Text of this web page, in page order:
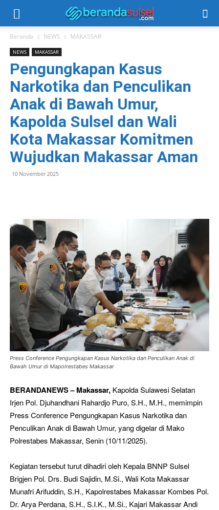
Beranda NEWS MAKASSAR
NEWS MAKASSAR
Pengungkapan Kasus
Narkotika dan Penculikan
Anak di Bawah Umur,
Kapolda Sulsel dan Wali
Kota Makassar Komitmen
Wujudkan Makassar Aman
10 November 2025
Press Conference Pengungkapan Kasus Narkotika dan Penculikan Anak di
Bawah Umur di Mapolrestabes Makassar
BERANDANEWS – Makassar, Kapolda Sulawesi Selatan
Irjen Pol. Djuhandhani Rahardjo Puro, S.H., M.H., memimpin
Press Conference Pengungkapan Kasus Narkotika dan
Penculikan Anak di Bawah Umur, yang digelar di Mako
Polrestabes Makassar, Senin (10/11/2025).
Kegiatan tersebut turut dihadiri oleh Kepala BNNP Sulsel
Brigjen Pol. Drs. Budi Sajidin, M.Si., Wali Kota Makassar
Munafri Arifuddin, S.H., Kapolrestabes Makassar Kombes Pol.
Dr. Arya Perdana, S.H., S.I.K., M.Si., Kajari Makassar Andi